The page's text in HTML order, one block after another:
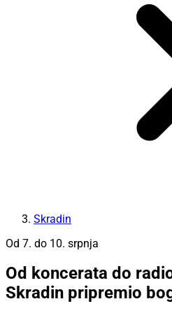
Skradin
Od 7. do 10. srpnja
Od koncerata do
Skradin pripremio